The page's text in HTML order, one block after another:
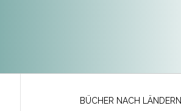
BÜCHER NACH LÄNDERN